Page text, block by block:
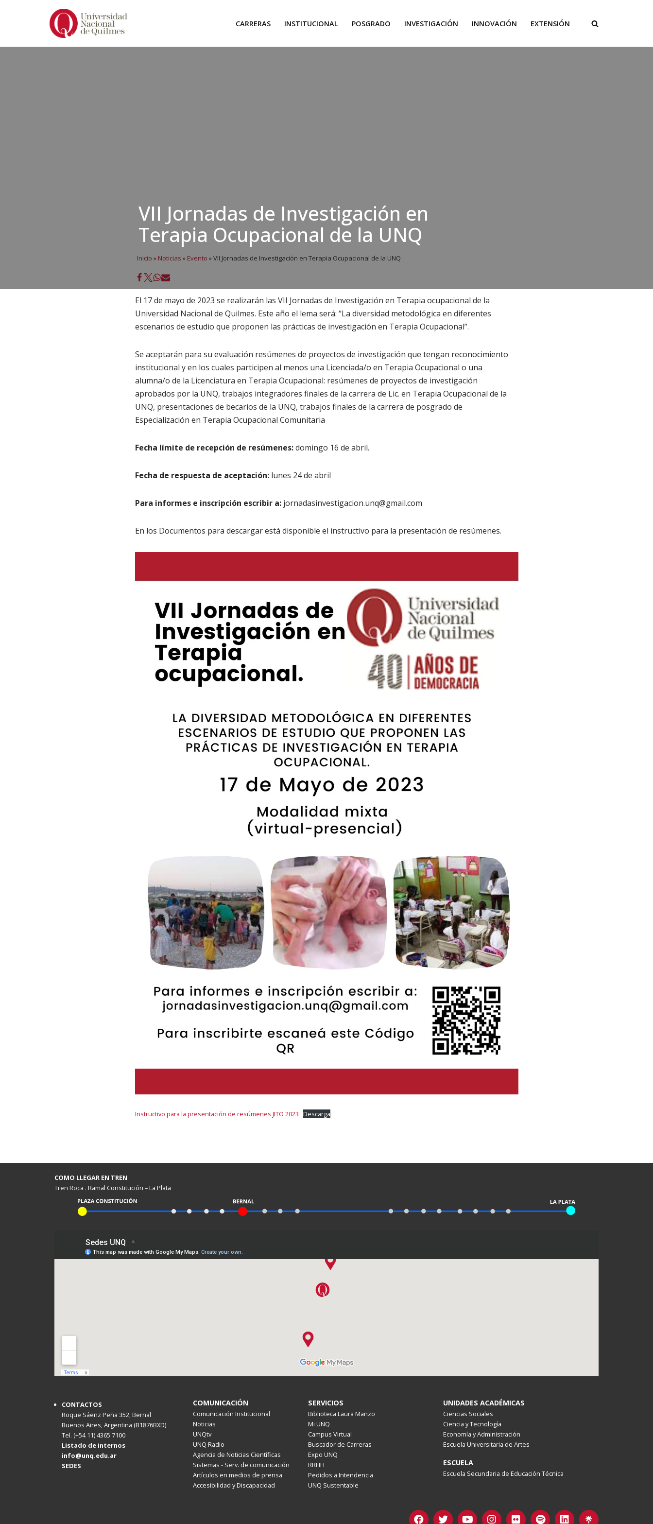
CARRERAS INSTITUCIONAL POSGRADO INVESTIGACIÓN INNOVACIÓN EXTENSIÓN
VII Jornadas de Investigación en
Terapia Ocupacional de la UNQ
Inicio » Noticias » Evento »VII Jornadas de Investigación en Terapia Ocupacional de la UNQ
El 17 de mayo de 2023 se realizarán las VII Jornadas de Investigación en Terapia ocupacional de la
Universidad Nacional de Quilmes. Este año el lema será: “La diversidad metodológica en diferentes
escenarios de estudio que proponen las prácticas de investigación en Terapia Ocupacional”.
Se aceptarán para su evaluación resúmenes de proyectos de investigación que tengan reconocimiento
institucional y en los cuales participen al menos una Licenciada/o en Terapia Ocupacional o una
alumna/o de la Licenciatura en Terapia Ocupacional: resúmenes de proyectos de investigación
aprobados por la UNQ, trabajos integradores finales de la carrera de Lic. en Terapia Ocupacional de la
UNQ, presentaciones de becarios de la UNQ, trabajos finales de la carrera de posgrado de
Especialización en Terapia Ocupacional Comunitaria
Fecha límite de recepción de resúmenes:domingo 16 de abril.
Fecha de respuesta de aceptación:lunes 24 de abril
Para informes e inscripción escribir a:jornadasinvestigacion.unq@gmail.com
En los Documentos para descargar está disponible el instructivo para la presentación de resúmenes.
Instructivo para la presentación de resúmenes JITO 2023 Descarga
COMO LLEGAR EN TREN
Tren Roca . Ramal Constitución – La Plata
CONTACTOS
Roque Sáenz Peña 352, Bernal
Buenos Aires, Argentina (B1876BXD)
Tel. (+54 11) 4365 7100
Listado de internos
info@unq.edu.ar
SEDES
COMUNICACIÓN
Comunicación Institucional
Noticias
UNQtv
UNQ Radio
Agencia de Noticias Científicas
Sistemas - Serv. de comunicación
Artículos en medios de prensa
Accesibilidad y Discapacidad
SERVICIOS
Biblioteca Laura Manzo
Mi UNQ
Campus Virtual
Buscador de Carreras
Expo UNQ
RRHH
Pedidos a Intendencia
UNQ Sustentable
UNIDADES ACADÉMICAS
Ciencias Sociales
Ciencia y Tecnología
Economía y Administración
Escuela Universitaria de Artes
ESCUELA
Escuela Secundaria de Educación Técnica